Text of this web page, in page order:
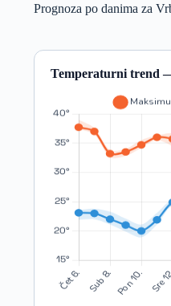
Prognoza po danima za
Temperaturni trend